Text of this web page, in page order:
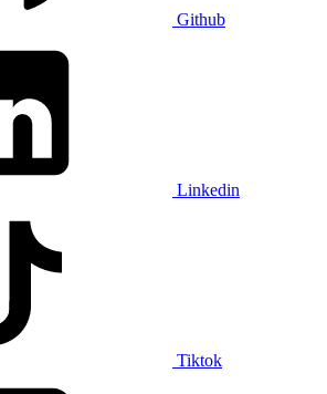
Github
Linkedin
Tiktok